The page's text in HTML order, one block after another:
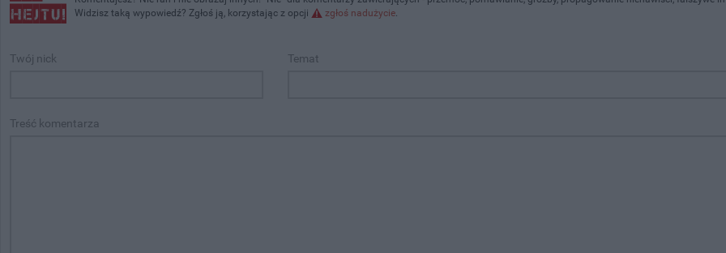
Widzisz taką wypowiedź? Zgłoś ją, korzystając z opcji
zgłoś nadużycie.
Twój nick Temat
Treść komentarza